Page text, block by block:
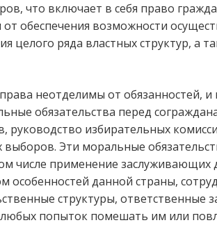
что включает в себя право
обеспечения возможности
целого ряда властных структур, а
неотделимы от обязанностей,
обязательства перед
избирательных
Эти моральные
числе применение заслуживающих
данной страны,
структуры, ответственные
попыток помешать им или